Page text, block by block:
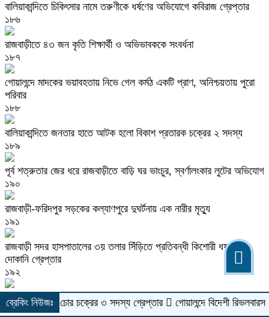
বালিয়াকান্দিতে চিকিৎসার নামে তরুণীকে ধর্ষণের অভিযোগে কবিরাজ গ্রেপ্তার
১৮৬
রাজবাড়ীতে ৪৩ জন কৃতি শিক্ষার্থী ও অভিভাবককে সংবর্ধনা
১৮৭
গোয়ালন্দে মাদকের ভয়াবহতায় নিভে গেল কর্মঠ একটি প্রাণ, অনিশ্চয়তায় পুরো
পরিবার
১৮৮
বালিয়াকান্দিতে জনতার হাতে আটক হলো বিকাশ প্রতারক চক্রের ২ সদস্য
১৮৯
পূর্ব শত্রুতার জের ধরে রাজবাড়ীতে বাড়ি ঘর ভাংচুর, স্বর্ণালংকার লুটের অভিযোগ
১৯০
রাজবাড়ী-ফরিদপুর সড়কের কল্যাণপুরে দুঘর্টনায় এক নারীর মৃত্যু
১৯১
রাজবাড়ী সদর হাসপাতালের ৩য় তলার সিঁড়িতে প্রতিবন্ধী কিশোরী ধষর্ণ, চা
দোকানি গ্রেপ্তার
১৯২
বালিয়াকান্দিতে নসিমন-মোটরসাইকেল মুখোমুখি সংর্ঘষ, যুবক নিহত
১৯৩
ব্রেকিং নিউজঃ
চোর চক্রের ৩ সদস্য গ্রেপ্তার গোয়ালন্দে বিদেশী রিভলবারসহ যুবক